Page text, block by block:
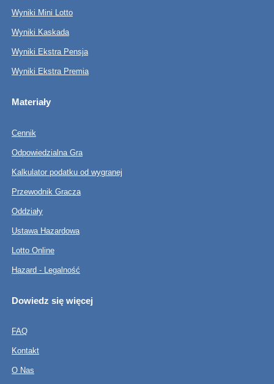
Wyniki Mini Lotto
Wyniki Kaskada
Wyniki Ekstra Pensja
Wyniki Ekstra Premia
Materiały
Cennik
Odpowiedzialna Gra
Kalkulator podatku od wygranej
Przewodnik Gracza
Oddziały
Ustawa Hazardowa
Lotto Online
Hazard - Legalność
Dowiedz się więcej
FAQ
Kontakt
O Nas